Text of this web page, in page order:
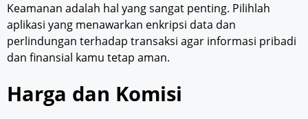
Keamanan adalah hal yang sangat penting. Pilihlah
aplikasi yang menawarkan enkripsi data dan
perlindungan terhadap transaksi agar informasi pribadi
dan finansial kamu tetap aman.
Harga dan Komisi